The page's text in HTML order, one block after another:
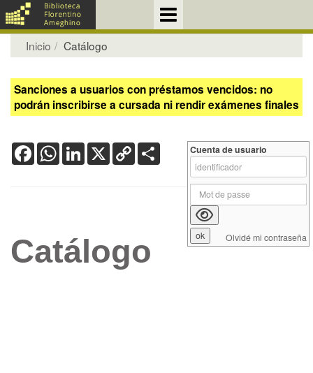
Inicio Catálogo
Sanciones a usuarios con préstamos vencidos: no
podrán inscribirse a cursada ni rendir exámenes finales
FacebookWhatsApp
LinkedIn
X Copy
Link
Catálogo
Cuenta de usuario
Olvidé mi contraseña